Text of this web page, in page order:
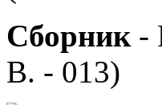
Сборник-
B. - 013)